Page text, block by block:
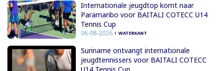
Internationale jeugdtop komt naar
Paramaribo voor BAITALI COTECC U14
Tennis Cup
06-08-2026 WATERKANT
Suriname ontvangt internationale
jeugdtennissers voor BAITALI COTECC